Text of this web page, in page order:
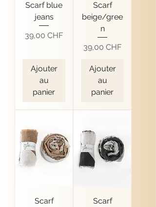
Scarf blue
jeans
Prix
39,00 CHF
Ajouter
au
panier
Scarf
beige/gree
n
Prix
39,00 CHF
Ajouter
au
panier
Scarf
Scarf